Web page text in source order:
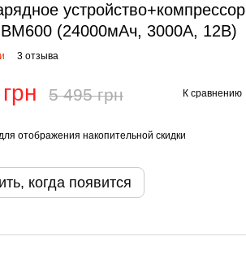
устройство+компрессор
(24000мАч, 3000А, 12В)
3 отзыва
5 495 грн К сравнению
для отображения накопительной скидки
когда появится